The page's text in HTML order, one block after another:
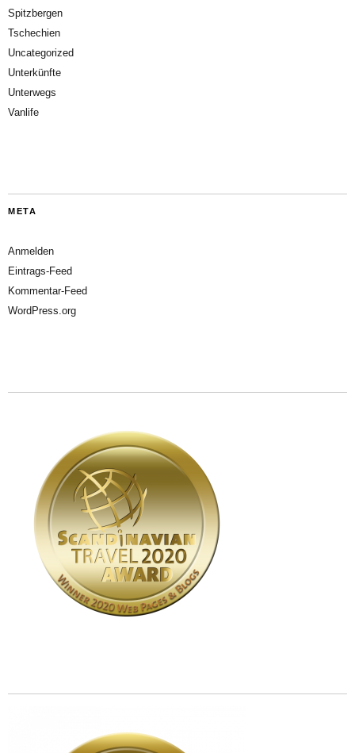
Spitzbergen
Tschechien
Uncategorized
Unterkünfte
Unterwegs
Vanlife
META
Anmelden
Eintrags-Feed
Kommentar-Feed
WordPress.org